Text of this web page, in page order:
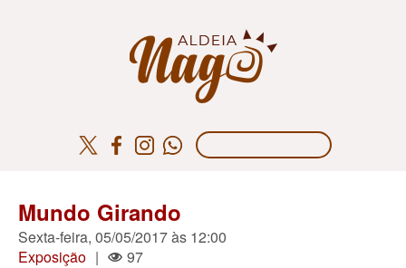
Mundo Girando
Sexta-feira, 05/05/2017 às 12:00
Exposição | 97